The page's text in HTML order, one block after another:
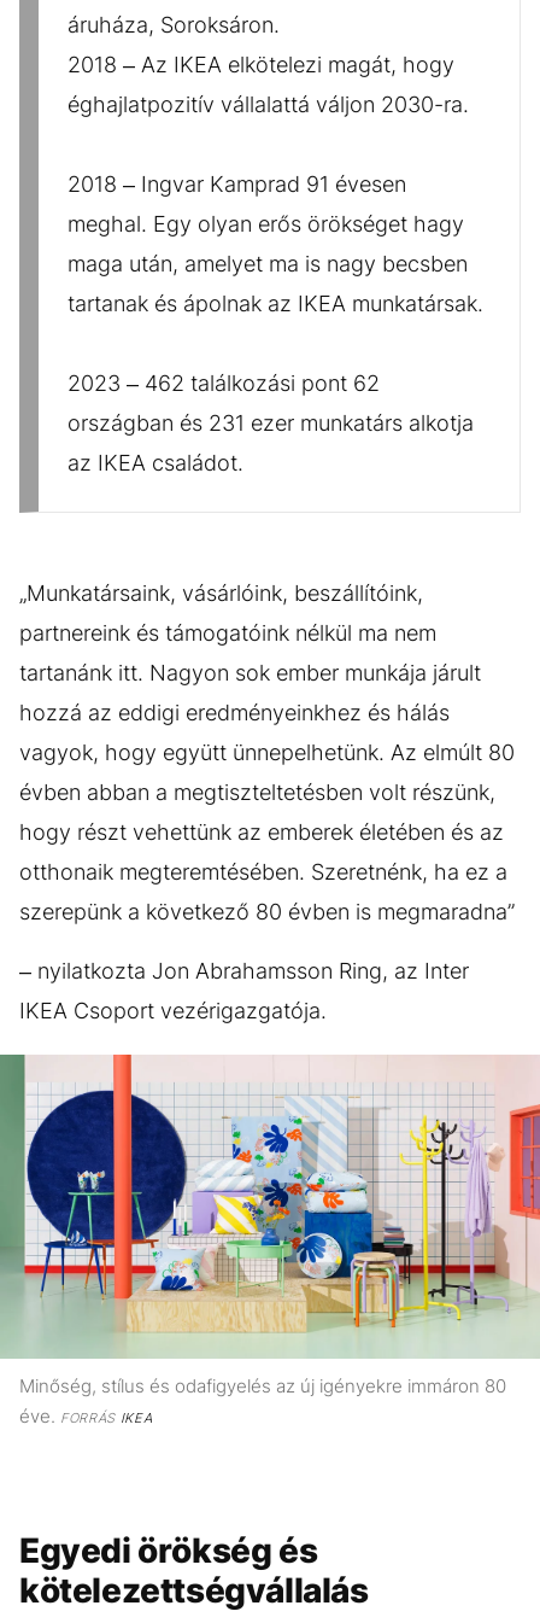
áruháza, Soroksáron.
2018 – Az IKEA elkötelezi magát, hogy
éghajlatpozitív vállalattá váljon 2030-ra.
2018 – Ingvar Kamprad 91 évesen
meghal. Egy olyan erős örökséget hagy
maga után, amelyet ma is nagy becsben
tartanak és ápolnak az IKEA munkatársak.
2023 – 462 találkozási pont 62
országban és 231 ezer munkatárs alkotja
az IKEA családot.
„Munkatársaink, vásárlóink, beszállítóink,
partnereink és támogatóink nélkül ma nem
tartanánk itt. Nagyon sok ember munkája járult
hozzá az eddigi eredményeinkhez és hálás
vagyok, hogy együtt ünnepelhetünk. Az elmúlt 80
évben abban a megtiszteltetésben volt részünk,
hogy részt vehettünk az emberek életében és az
otthonaik megteremtésében. Szeretnénk, ha ez a
szerepünk a következő 80 évben is megmaradna”
– nyilatkozta Jon Abrahamsson Ring, az Inter
IKEA Csoport vezérigazgatója.
Minőség, stílus és odafigyelés az új igényekre immáron 80
éve. FORRÁSIKEA
Egyedi örökség és
kötelezettségvállalás